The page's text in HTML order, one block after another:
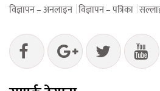
विज्ञापन – अनलाइन विज्ञापन – पत्रिका